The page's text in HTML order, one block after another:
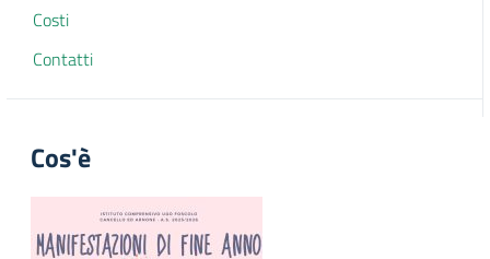
Costi
Contatti
Cos'è